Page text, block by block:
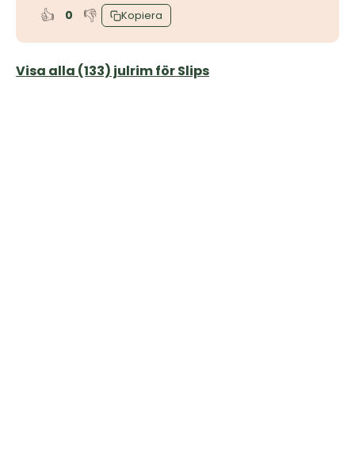
👍 0 👎 Kopiera
Visa alla (133) julrim för Slips